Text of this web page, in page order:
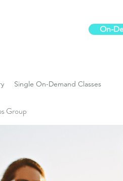
On-
Single On-Demand Classes
Group